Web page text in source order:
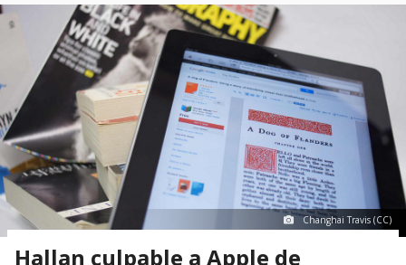
Changhai Travis (CC)
Hallan culpable a Apple de